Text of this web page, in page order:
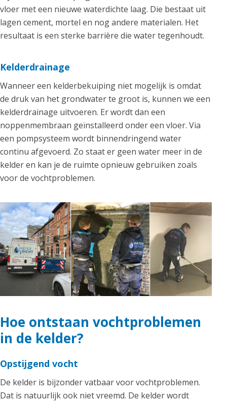
vloer met een nieuwe waterdichte laag. Die bestaat uit
lagen cement, mortel en nog andere materialen. Het
resultaat is een sterke barrière die water tegenhoudt.
Kelderdrainage
Wanneer een kelderbekuiping niet mogelijk is omdat
de druk van het grondwater te groot is, kunnen we een
kelderdrainage uitvoeren. Er wordt dan een
noppenmembraan geïnstalleerd onder een vloer. Via
een pompsysteem wordt binnendringend water
continu afgevoerd. Zo staat er geen water meer in de
kelder en kan je de ruimte opnieuw gebruiken zoals
voor de vochtproblemen.
Hoe ontstaan vochtproblemen
in de kelder?
Opstijgend vocht
De kelder is bijzonder vatbaar voor vochtproblemen.
Dat is natuurlijk ook niet vreemd. De kelder wordt